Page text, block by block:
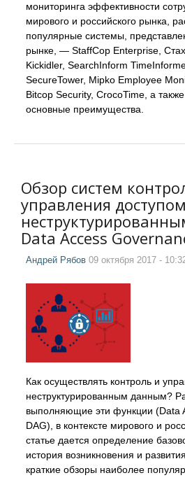
мониторинга эффективности
мирового и российского рынка,
популярные системы,
рынке, — StaffCop Enterprise,
Kickidler, SearchInform
SecureTower, Mipko Employee
Bitcop Security, CrocoTime, а
основные преимущества.
Обзор систем
управления
Data Access
Андрей Рябов 09 октября 2017 -
Как осуществлять контроль и
неструктурированным данным?
выполняющие эти функции (Data
DAG), в контексте мирового и
статье дается определение
история возникновения и
краткие обзоры наиболее